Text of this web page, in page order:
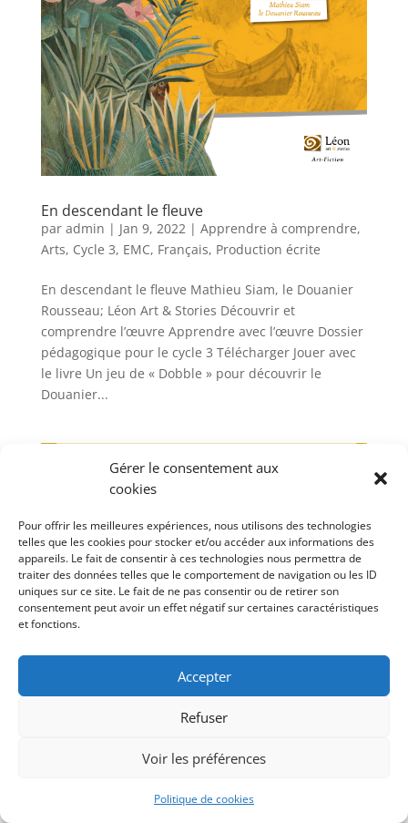
Gérer le consentement aux
cookies
Pour offrir les meilleures expériences, nous utilisons des technologies
telles que les cookies pour stocker et/ou accéder aux informations des
appareils. Le fait de consentir à ces technologies nous permettra de
traiter des données telles que le comportement de navigation ou les ID
uniques sur ce site. Le fait de ne pas consentir ou de retirer son
consentement peut avoir un effet négatif sur certaines caractéristiques
et fonctions.
Accepter
Refuser
Voir les préférences
Politique de cookies
En descendant le fleuve
par admin | Jan 9, 2022| Apprendre à comprendre,
Arts, Cycle 3, EMC, Français, Production écrite
En descendant le fleuve Mathieu Siam, le Douanier
Rousseau; Léon Art & Stories Découvrir et
comprendre l’œuvre Apprendre avec l’œuvre Dossier
pédagogique pour le cycle 3 Télécharger Jouer avec
le livre Un jeu de « Dobble » pour découvrir le
Douanier...